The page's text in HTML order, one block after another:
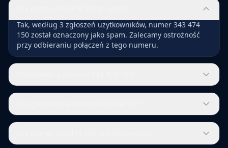
Tak, według 3 zgłoszeń użytkowników, numer 343 474
150 został oznaczony jako spam. Zalecamy ostrożność
przy odbieraniu połączeń z tego numeru.